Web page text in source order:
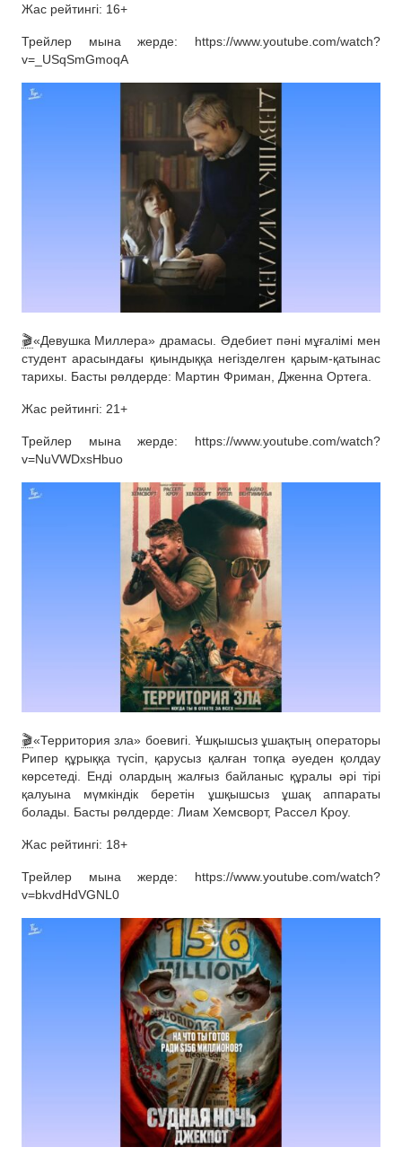
Жас рейтингі: 16+
Трейлер мына жерде: https://www.youtube.com/watch?
v=_USqSmGmoqA
🎬«Девушка Миллера» драмасы. Әдебиет пәні мұғалімі мен
студент арасындағы қиындыққа негізделген қарым-қатынас
тарихы. Басты рөлдерде: Мартин Фриман, Дженна Ортега.
Жас рейтингі: 21+
Трейлер мына жерде: https://www.youtube.com/watch?
v=NuVWDxsHbuo
🎬«Территория зла» боевигі. Ұшқышсыз ұшақтың операторы
Рипер құрыққа түсіп, қарусыз қалған топқа әуеден қолдау
көрсетеді. Енді олардың жалғыз байланыс құралы әрі тірі
қалуына мүмкіндік беретін ұшқышсыз ұшақ аппараты
болады. Басты рөлдерде: Лиам Хемсворт, Рассел Кроу.
Жас рейтингі: 18+
Трейлер мына жерде: https://www.youtube.com/watch?
v=bkvdHdVGNL0